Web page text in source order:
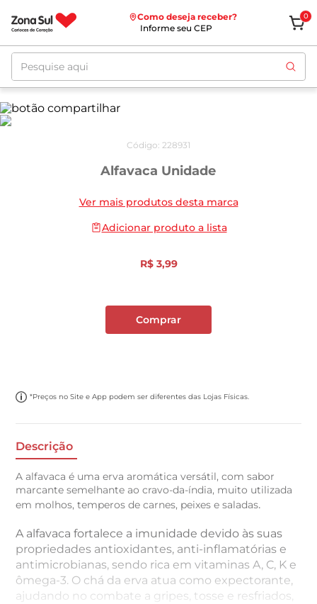
Como deseja receber?
Informe seu CEP
0
Pesquise aqui
Código: 228931
Alfavaca Unidade
Ver mais produtos desta marca
Adicionar produto a lista
R$ 3,99
Comprar
*Preços no Site e App podem ser diferentes das Lojas Físicas.
Descrição
A alfavaca é uma erva aromática versátil, com sabor
marcante semelhante ao cravo-da-índia, muito utilizada
em molhos, temperos de carnes, peixes e saladas.
A alfavaca fortalece a imunidade devido às suas
propriedades antioxidantes, anti-inflamatórias e
antimicrobianas, sendo rica em vitaminas A, C, K e
ômega-3. O chá da erva atua como expectorante,
ajudando no combate a gripes, tosse e resfriados,